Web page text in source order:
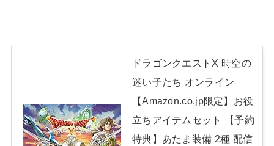
ドラゴンクエストX 時空の
迷い子たち オンライン
【Amazon.co.jp限定】お役
立ちアイテムセット 【予約
特典】あたま装備 2種 配信